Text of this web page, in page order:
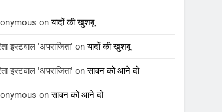
onयादों की खुशबू
इस्टवाल 'अपराजिता' onयादों की खुशबू
इस्टवाल 'अपराजिता' onसावन को आने दो
onसावन को आने दो